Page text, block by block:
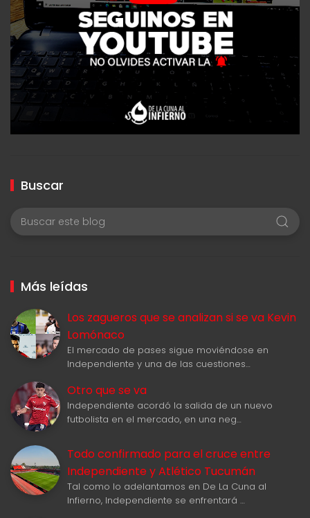
Buscar
Más leídas
Los zagueros que se analizan si se va Kevin
Lomónaco
El mercado de pases sigue moviéndose en
Independiente y una de las cuestiones…
Otro que se va
Independiente acordó la salida de un nuevo
futbolista en el mercado, en una neg…
Todo confirmado para el cruce entre
Independiente y Atlético Tucumán
Tal como lo adelantamos en De La Cuna al
Infierno, Independiente se enfrentará …